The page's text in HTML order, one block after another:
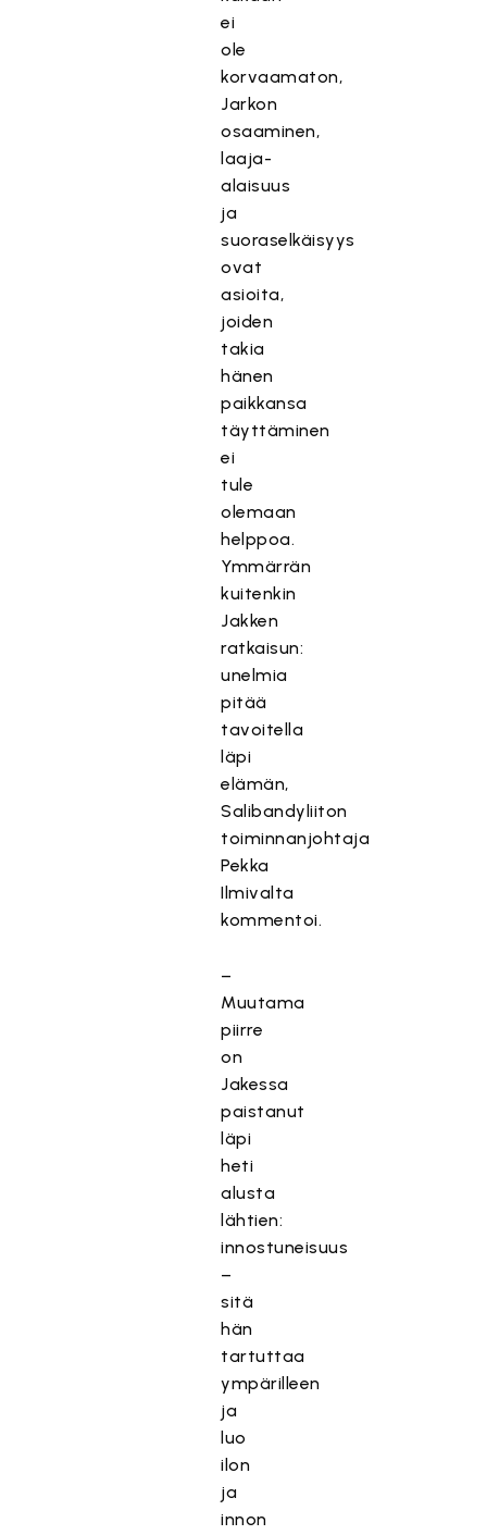
ei
ole
korvaamaton,
Jarkon
osaaminen,
laaja-
alaisuus
ja
suoraselkäisyys
ovat
asioita,
joiden
takia
hänen
paikkansa
täyttäminen
ei
tule
olemaan
helppoa.
Ymmärrän
kuitenkin
Jakken
ratkaisun:
unelmia
pitää
tavoitella
läpi
elämän,
Salibandyliiton
toiminnanjohtaja
Pekka
Ilmivalta
kommentoi.
–
Muutama
piirre
on
Jakessa
paistanut
läpi
heti
alusta
lähtien:
innostuneisuus
–
sitä
hän
tartuttaa
ympärilleen
ja
luo
ilon
ja
innon